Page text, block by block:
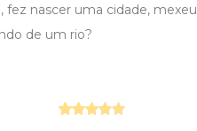
nascer uma cidade, mexeu
de um rio?